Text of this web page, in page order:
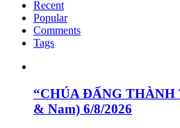
Recent
Popular
Comments
Tags
“CHÚA ĐẤNG THÀNH
& Nam) 6/8/2026